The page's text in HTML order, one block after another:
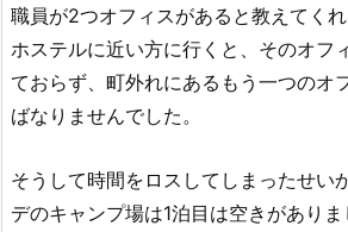
職員が2つオフィスがあると教えてく
ホステルに近い方に行くと、そのオフ
ておらず、町外れにあるもう一つのオ
ばなりませんでした。
そうして時間をロスしてしまったせい
デのキャンプ場は1泊目は空きがあり